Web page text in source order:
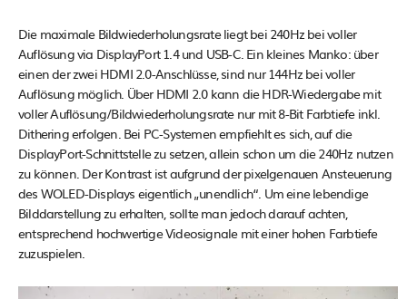
Die maximale Bildwiederholungsrate liegt bei 240Hz bei voller
Auflösung via DisplayPort 1.4 und USB-C. Ein kleines Manko: über
einen der zwei HDMI 2.0-Anschlüsse, sind nur 144Hz bei voller
Auflösung möglich. Über HDMI 2.0 kann die HDR-Wiedergabe mit
voller Auflösung/Bildwiederholungsrate nur mit 8-Bit Farbtiefe inkl.
Dithering erfolgen. Bei PC-Systemen empfiehlt es sich, auf die
DisplayPort-Schnittstelle zu setzen, allein schon um die 240Hz nutzen
zu können. Der Kontrast ist aufgrund der pixelgenauen Ansteuerung
des WOLED-Displays eigentlich „unendlich“. Um eine lebendige
Bilddarstellung zu erhalten, sollte man jedoch darauf achten,
entsprechend hochwertige Videosignale mit einer hohen Farbtiefe
zuzuspielen.